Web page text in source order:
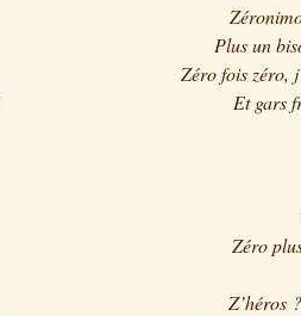
Plus un
Zéro fois zéro,
Et gars
Zéro
Z’héros